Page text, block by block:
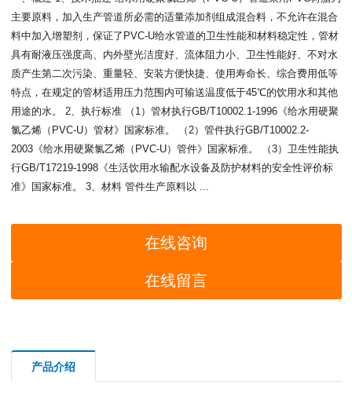
主要原料，加入生产管道所必需的适量添加剂组成混合料，不允许在混合
料中加入增塑剂，保证了PVC-U给水管道的卫生性能和材料稳定性，管材
具有耐液压强度高、内外壁光洁度好、流体阻力小、卫生性能好、不对水
质产生第二次污染、重量轻、安装方便快捷、使用寿命长、综合费用低等
特点，在规定的管材适用压力范围内可输送温度低于45℃的饮用水和其他
用途的水。 2、执行标准 （1）管材执行GB/T10002.1-1996《给水用硬聚
氯乙烯（PVC-U）管材》国家标准。 （2）管件执行GB/T10002.2-
2003《给水用硬聚氯乙烯（PVC-U）管件》国家标准。 （3）卫生性能执
行GB/T17219-1998《生活饮用水输配水设备及防护材料的安全性评价标
准》国家标准。 3、材料 管件生产原料以 ...
在线咨询
在线留言
产品介绍